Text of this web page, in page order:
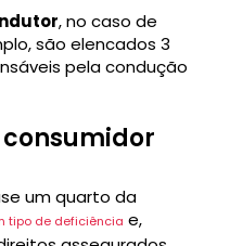
, no caso de
são elencados 3
pela condução
um quarto da
tipo de deficiência e,